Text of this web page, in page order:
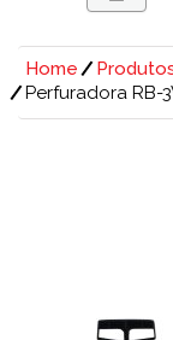
Home
Perfuradora RB-